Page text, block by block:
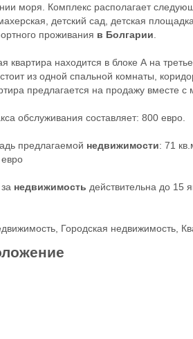
моря. Комплекс располагает
детский сад, детская
проживания в Болгарии
квартира находится в блоке А на
из одной спальной комнаты,
предлагается на продажу вместе с
обслуживания составляет: 800 евро.
предлагаемой недвижимости: 71
недвижимость действительна до 15
Городская недвижимость